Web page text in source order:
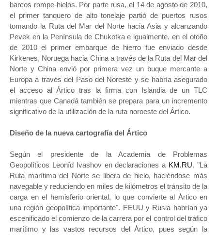
barcos rompe-hielos. Por parte rusa, el 14 de agosto de 2010,
el primer tanquero de alto tonelaje partió de puertos rusos
tomando la Ruta del Mar del Norte hacia Asia y alcanzando
Pevek en la Península de Chukotka e igualmente, en el otoño
de 2010 el primer embarque de hierro fue enviado desde
Kirkenes, Noruega hacia China a través de la Ruta del Mar del
Norte y China envió por primera vez un buque mercante a
Europa a través del Paso del Noreste y se habría asegurado
el acceso al Ártico tras la firma con Islandia de un TLC
mientras que Canadá también se prepara para un incremento
significativo de la utilización de la ruta noroeste del Ártico.
Diseño de la nueva cartografía del Ártico
Según el presidente de la Academia de Problemas
Geopolíticos Leoníd Ivashov en declaraciones a KM.RU. "La
Ruta marítima del Norte se libera de hielo, haciéndose más
navegable y reduciendo en miles de kilómetros el tránsito de la
carga en el hemisferio oriental, lo que convierte al Ártico en
una región geopolítica importante". EEUU y Rusia habrían ya
escenificado el comienzo de la carrera por el control del tráfico
marítimo y las vastos recursos del Ártico, pues según la